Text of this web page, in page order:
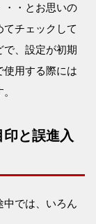
・・とお思いの
チェックして
で、設定が初期
使用する際には
と誤進入
中では、いろん